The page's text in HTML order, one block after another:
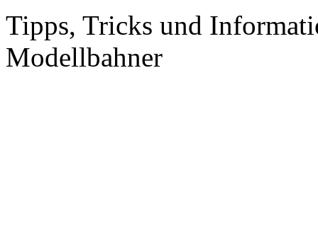
Tipps, Tricks und
Modellbahner